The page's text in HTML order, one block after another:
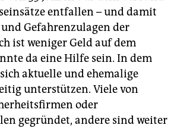
entfallen – und damit
Gefahrenzulagen der
ist weniger Geld auf dem
da eine Hilfe sein. In dem
aktuelle und ehemalige
unterstützen. Viele von
oder
gegründet, andere sind weiter